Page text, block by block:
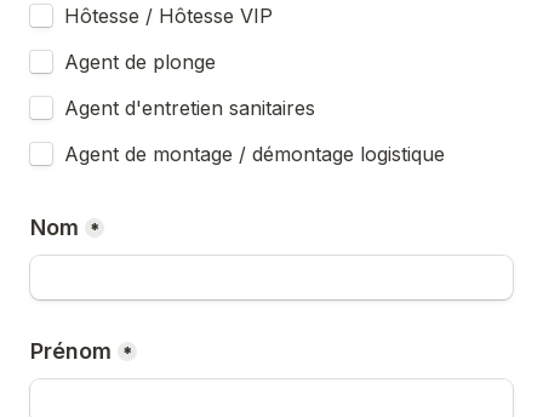
Hôtesse / Hôtesse VIP
Agent de plonge
Agent d'entretien sanitaires
Agent de montage / démontage logistique
Nom *
Prénom *